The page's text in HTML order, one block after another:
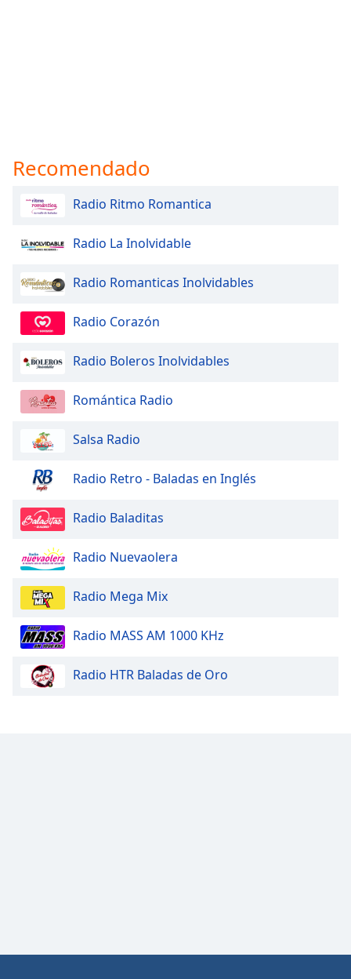
Recomendado
Radio Ritmo Romantica
Radio La Inolvidable
Radio Romanticas Inolvidables
Radio Corazón
Radio Boleros Inolvidables
Romántica Radio
Salsa Radio
Radio Retro - Baladas en Inglés
Radio Baladitas
Radio Nuevaolera
Radio Mega Mix
Radio MASS AM 1000 KHz
Radio HTR Baladas de Oro